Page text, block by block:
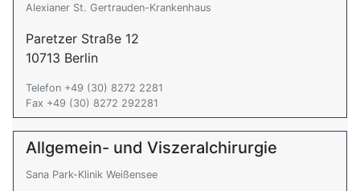
Alexianer St. Gertrauden-Krankenhaus
Paretzer Straße 12
10713 Berlin
Telefon +49 (30) 8272 2281
Fax +49 (30) 8272 292281
Allgemein- und Viszeralchirurgie
Sana Park-Klinik Weißensee